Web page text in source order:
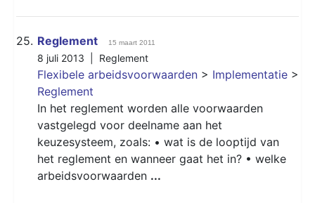
25. Reglement 15 maart 2011
8 juli 2013 | Reglement
Flexibele arbeidsvoorwaarden > Implementatie >
Reglement
In het reglement worden alle voorwaarden
vastgelegd voor deelname aan het
keuzesysteem, zoals: • wat is de looptijd van
het reglement en wanneer gaat het in? • welke
arbeidsvoorwaarden ...